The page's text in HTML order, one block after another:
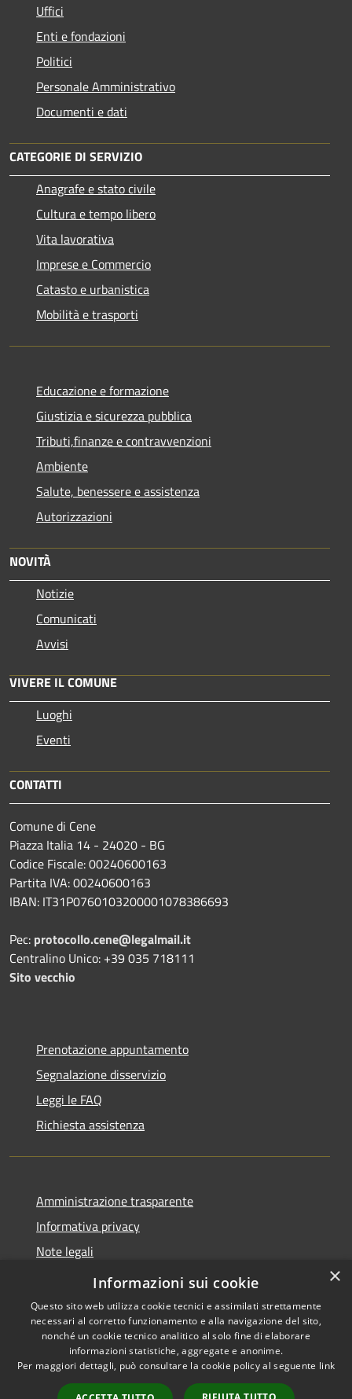
Uffici
Enti e fondazioni
Politici
Personale Amministrativo
Documenti e dati
CATEGORIE DI SERVIZIO
Anagrafe e stato civile
Cultura e tempo libero
Vita lavorativa
Imprese e Commercio
Catasto e urbanistica
Mobilità e trasporti
Educazione e formazione
Giustizia e sicurezza pubblica
Tributi,finanze e contravvenzioni
Ambiente
Salute, benessere e assistenza
Autorizzazioni
NOVITÀ
Notizie
Comunicati
Avvisi
VIVERE IL COMUNE
Luoghi
Eventi
CONTATTI
Comune di Cene
Piazza Italia 14 - 24020 - BG
Codice Fiscale: 00240600163
Partita IVA: 00240600163
IBAN: IT31P0760103200001078386693
Pec: protocollo.cene@legalmail.it
Centralino Unico: +39 035 718111
Sito vecchio
Prenotazione appuntamento
Segnalazione disservizio
Leggi le FAQ
Richiesta assistenza
Amministrazione trasparente
Informativa privacy
Note legali
Dichiarazione di accessibilità
Accessibilità
Copyright © 2026 • Comune di
Cene • Powered by
Municipium• Accesso
×
Informazioni sui cookie
Questo sito web utilizza cookie tecnici e assimilati strettamente
necessari al corretto funzionamento e alla navigazione del sito,
nonché un cookie tecnico analitico al solo fine di elaborare
informazioni statistiche, aggregate e anonime.
Per maggiori dettagli, può consultare la cookie policy al seguente link